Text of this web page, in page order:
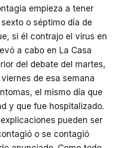
empieza a tener
o séptimo día de
si él contrajo el virus en
a cabo en La Casa
del debate del martes,
de esa semana
el mismo día que
y que fue hospitalizado.
pueden ser
o se contagió